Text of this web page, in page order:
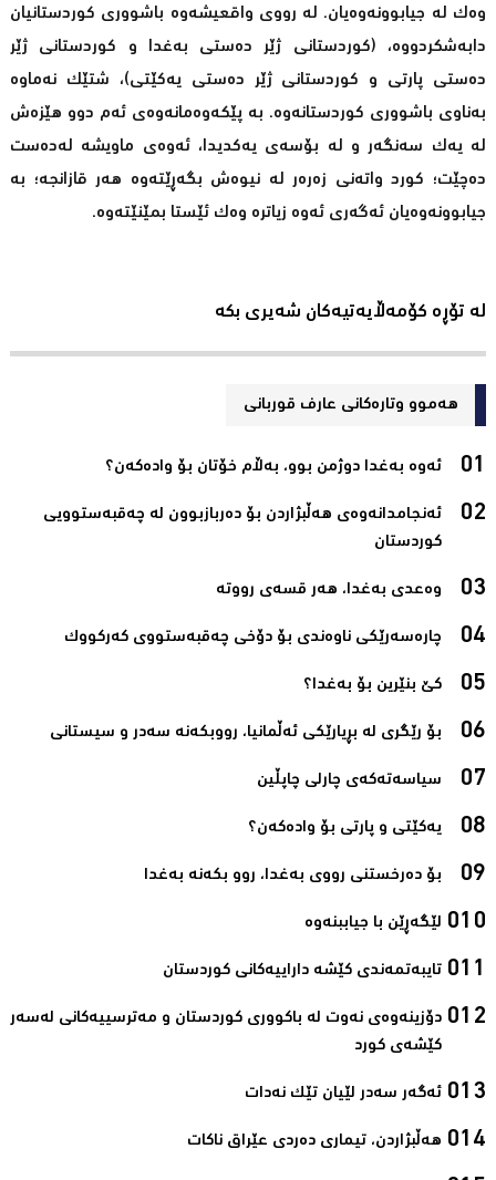
وه‌ك له‌ جیابوونه‌وه‌یان. له‌ رووی واقعیشه‌وه‌ باشووری كوردستانیان
دابه‌شكردووه‌، (كوردستانی ژێر ده‌ستی به‌غدا و كوردستانی ژێر
ده‌ستی پارتی و كوردستانی ژێر ده‌ستی یه‌كێتی)، شتێك نه‌ماوه‌
به‌ناوی باشووری كوردستانه‌وه‌. به ‌پێكه‌وه‌مانه‌وه‌ی ئه‌م دوو هێزه‌ش
له‌ یه‌ك سه‌نگه‌ر و له‌ بۆسه‌ی یه‌كدیدا، ئه‌وه‌ی ماویشه‌ له‌ده‌ست
ده‌چێت؛ كورد واته‌نی زه‌ره‌ر له‌ نیوه‌ش بگه‌ڕێته‌وه‌ هه‌ر قازانجه‌؛ به‌
جیابوونه‌وه‌یان ئه‌گه‌ری ئه‌وه‌ زیاتره‌ وه‌ك ئێستا بمێنێته‌وه‌.
لە تۆڕە کۆمەڵایەتیەکان شەیری بکە
هەموو وتارەکانی عارف قوربانی
ئەوە بەغدا دوژمن بوو، بەڵام خۆتان بۆ وادەکەن؟‌
ئەنجامدانەوەى هەڵبژاردن بۆ دەربازبوون لە چەقبەستوویى
کوردستان‌
وەعدى بەغدا، هەر قسەى رووتە‌
چارەسەرێکى ناوەندى بۆ دۆخى چەقبەستووى کەرکووک‌
کێ بنێرین بۆ بەغدا؟‌
بۆ رێگری لە بڕیارێکى ئەڵمانیا، رووبکەنە سەدر و سیستانى‌
سیاسەتەکەى چارلى چاپڵین‌
یەکێتی و پارتی بۆ وادەکەن؟‌
بۆ دەرخستنی رووی بەغدا، روو بکەنە بەغدا‌
لێگه‌ڕێن با جیاببنه‌وه‌‌
تایبه‌تمه‌ندی كێشه‌ داراییه‌كانی کوردستان‌
دۆزینه‌وه‌ی نه‌وت له‌ باكووری كوردستان و مه‌ترسییه‌كانی له‌سه‌ر
كێشه‌ی كورد‌
ئه‌گه‌ر سه‌در لێیان تێك نه‌دات‌
هه‌ڵبژاردن، تیماری ده‌ردی عێراق ناكات‌